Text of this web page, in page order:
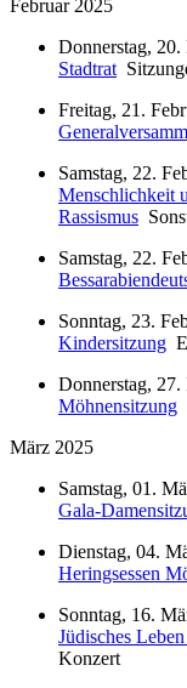
Februar 2025
Donnerstag,
Stadtrat
Freitag, 21.
Samstag, 22.
Menschlichkeit
Rassismus
Samstag, 22.
Sonntag, 23.
Kindersitzung
Donnerstag, 27.
Möhnensitzung
März 2025
Samstag, 01.
Gala-
Dienstag, 04.
Heringsessen
Sonntag, 16.
Jüdisches
Konzert